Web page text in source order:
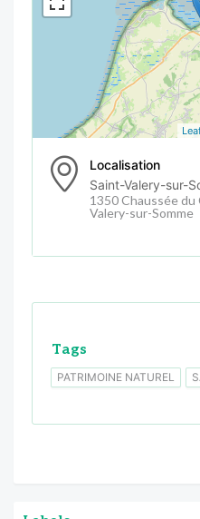
Localisation
Saint-Valery-sur-
1350 Chaussée du
Valery-sur-Somme
Tags
PATRIMOINE NATUREL